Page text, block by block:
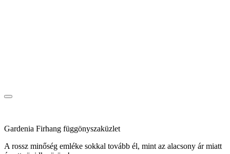
Gardenia Firhang függönyszaküzlet
A rossz minőség emléke sokkal tovább él, mint az alacsony ár miatt